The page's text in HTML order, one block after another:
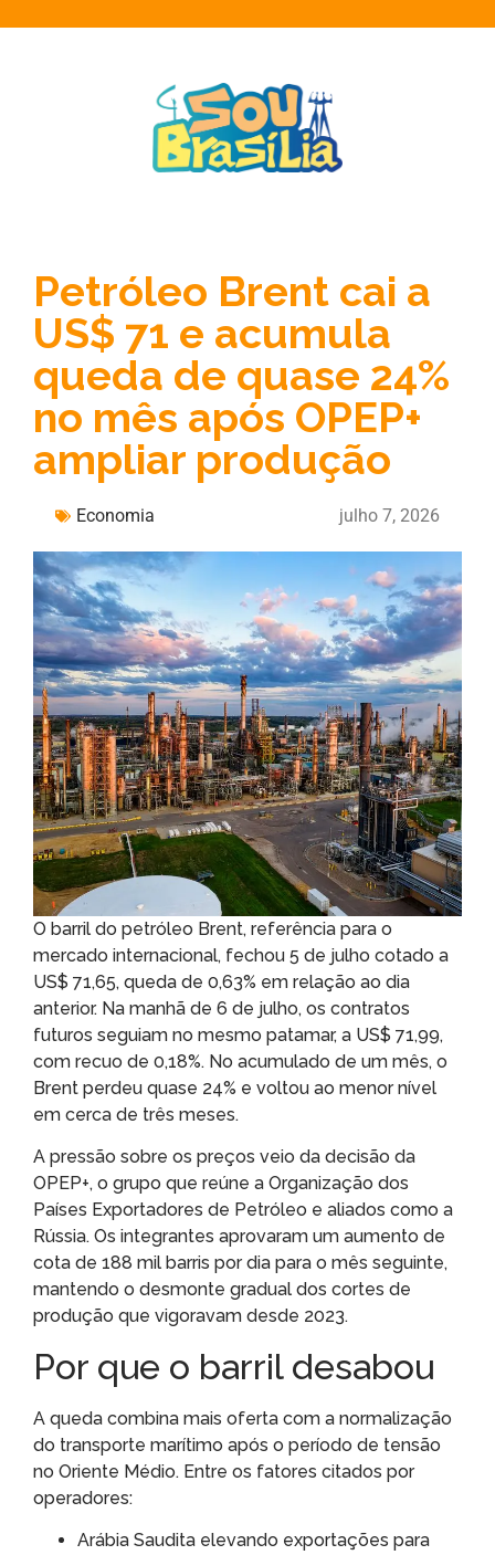
Petróleo Brent cai a
US$ 71 e acumula
queda de quase 24%
no mês após OPEP+
ampliar produção
Economia julho 7, 2026
O barril do petróleo Brent, referência para o
mercado internacional, fechou 5 de julho cotado a
US$ 71,65, queda de 0,63% em relação ao dia
anterior. Na manhã de 6 de julho, os contratos
futuros seguiam no mesmo patamar, a US$ 71,99,
com recuo de 0,18%. No acumulado de um mês, o
Brent perdeu quase 24% e voltou ao menor nível
em cerca de três meses.
A pressão sobre os preços veio da decisão da
OPEP+, o grupo que reúne a Organização dos
Países Exportadores de Petróleo e aliados como a
Rússia. Os integrantes aprovaram um aumento de
cota de 188 mil barris por dia para o mês seguinte,
mantendo o desmonte gradual dos cortes de
produção que vigoravam desde 2023.
Por que o barril desabou
A queda combina mais oferta com a normalização
do transporte marítimo após o período de tensão
no Oriente Médio. Entre os fatores citados por
operadores:
Arábia Saudita elevando exportações para